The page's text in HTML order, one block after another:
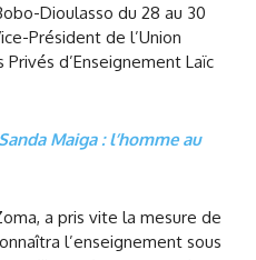
Dioulasso du 28 au 30
Président de l’Union
d’Enseignement Laïc
Maiga : l’homme au
a pris vite la mesure de
l’enseignement sous